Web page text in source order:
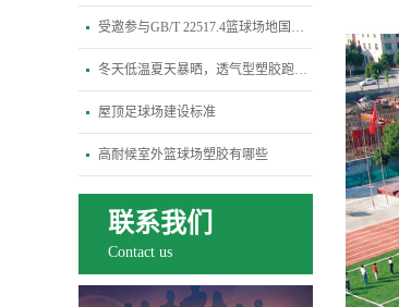
受邀参与GB/T 22517.4篮球场地国标修订研讨会-杭州宝力体育
冬天低温夏天暴晒，透气型塑胶跑道会变硬开裂吗？
屋顶足球场建设标准
高耐候室外篮球场塑胶有哪些
联系我们
Contact us